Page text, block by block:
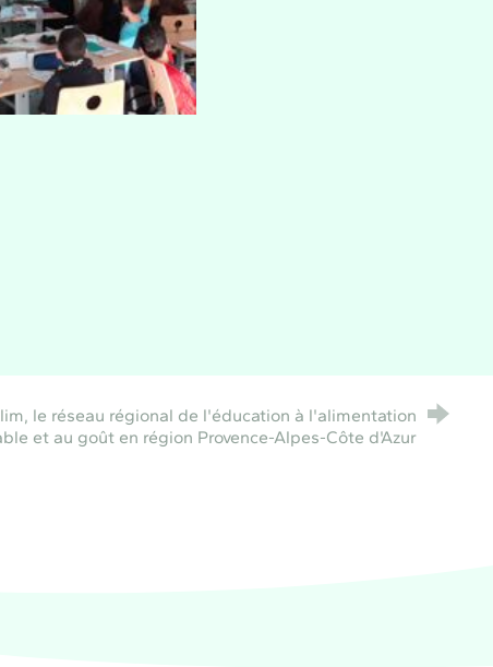
le réseau régional de l'éducation à l'alimentation
et au goût en région Provence-Alpes-Côte d'Azur